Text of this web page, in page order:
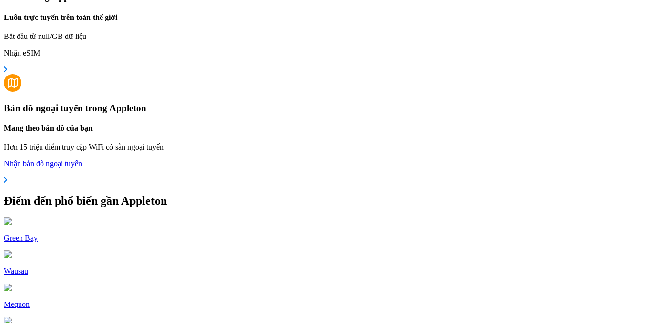
Luôn trực tuyến trên toàn thế giới
Bắt đầu từ null/GB dữ liệu
Nhận eSIM
Bản đồ ngoại tuyến trong Appleton
Mang theo bản đồ của bạn
Hơn 15 triệu điểm truy cập WiFi có sẵn ngoại tuyến
Nhận bản đồ ngoại tuyến
Điểm đến phổ biến gần Appleton
Green Bay
Wausau
Mequon